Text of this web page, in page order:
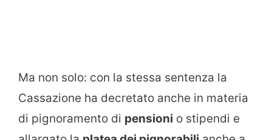
Ma non solo: con la stessa sentenza la
Cassazione ha decretato anche in materia
di pignoramento di pensioni o stipendi e